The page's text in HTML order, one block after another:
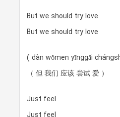
But we should try love
But we should try love
( dàn wǒmen yīnggāi
（ 但 我们 应该 尝试 爱 ）
Just feel
Just feel